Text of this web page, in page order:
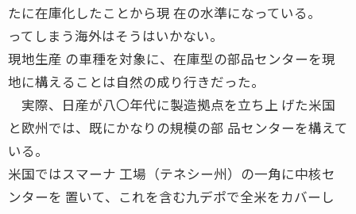
たに在庫化したことから現 在の水準になっている。
ってしまう海外はそうはいかない。
現地生産 の車種を対象に、在庫型の部品センターを現
地に構えることは自然の成り行きだった。
実際、日産が八〇年代に製造拠点を立ち上 げた米国
と欧州では、既にかなりの規模の部 品センターを構えて
いる。
米国ではスマーナ 工場（テネシー州）の一角に中核セ
ンターを 置いて、これを含む九デポで全米をカバーし